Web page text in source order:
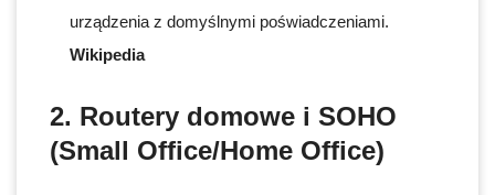
urządzenia z domyślnymi poświadczeniami.
Wikipedia
2. Routery domowe i SOHO
(Small Office/Home Office)